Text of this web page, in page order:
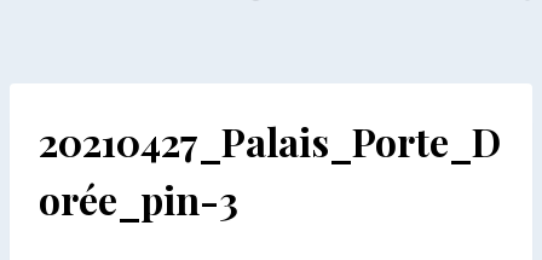
20210427_Palais_Porte_D
orée_pin-3